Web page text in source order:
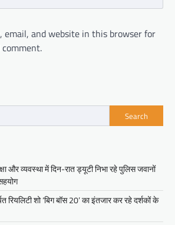
email, and website in this browser for
Search
और व्यवस्था में दिन-रात ड्यूटी निभा रहे पुलिस जवानों
रियलिटी शो ‘बिग बॉस 20’ का इंतजार कर रहे दर्शकों के